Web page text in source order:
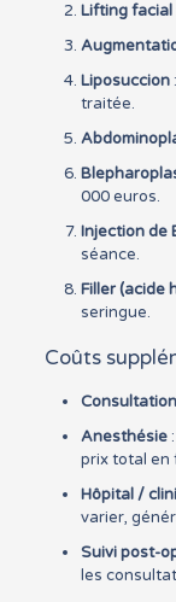
Lifting facial
Liposuccion
traitée.
000 euros.
Injection de
séance.
Filler (acide
seringue.
Coûts
Anesthésie:
prix total en
Hôpital /
varier,
Suivi post-
les